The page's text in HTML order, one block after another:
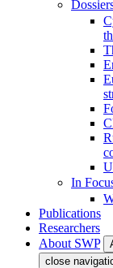
In
Publications
Researchers
About SWP
close